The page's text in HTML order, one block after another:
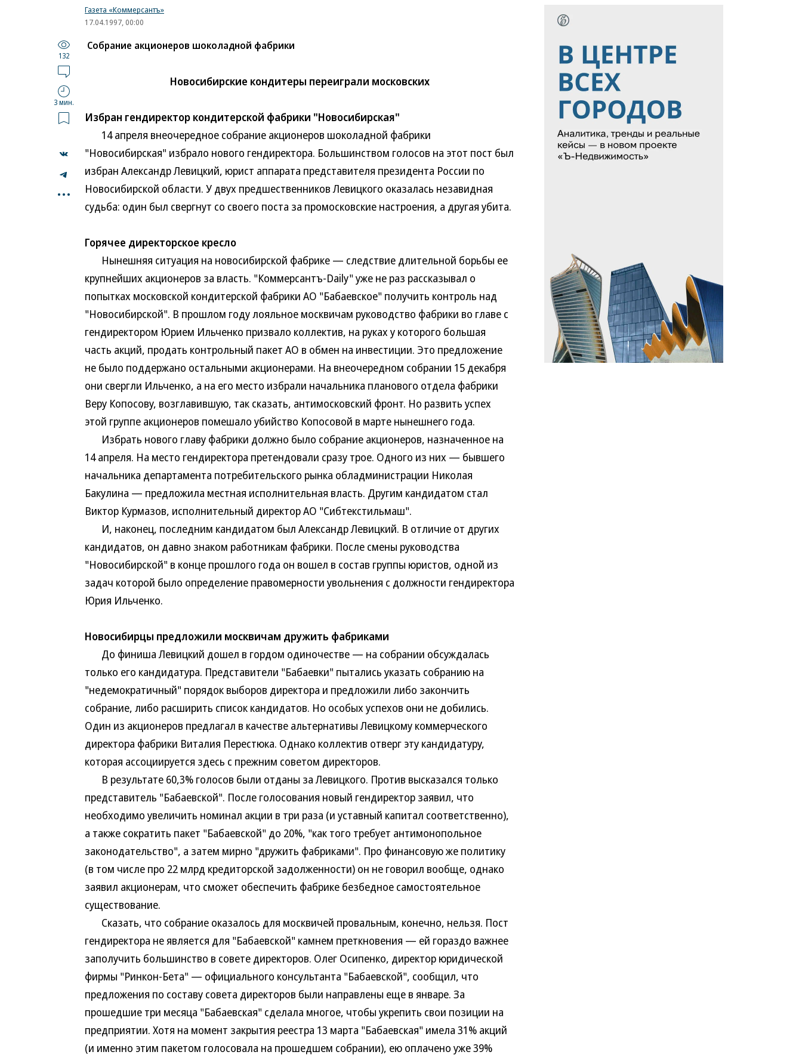
Газета «Коммерсантъ»
17.04.1997, 00:00
132
3 мин.
...
Собрание акционеров шоколадной фабрики
Новосибирские кондитеры переиграли московских
Избран гендиректор кондитерской фабрики "Новосибирская"
14 апреля внеочередное собрание акционеров шоколадной фабрики
"Новосибирская" избрало нового гендиректора. Большинством голосов на этот пост был
избран Александр Левицкий, юрист аппарата представителя президента России по
Новосибирской области. У двух предшественников Левицкого оказалась незавидная
судьба: один был свергнут со своего поста за промосковские настроения, а другая убита.
Горячее директорское кресло
Нынешняя ситуация на новосибирской фабрике — следствие длительной борьбы ее
крупнейших акционеров за власть. "Коммерсантъ-Daily" уже не раз рассказывал о
попытках московской кондитерской фабрики АО "Бабаевское" получить контроль над
"Новосибирской". В прошлом году лояльное москвичам руководство фабрики во главе с
гендиректором Юрием Ильченко призвало коллектив, на руках у которого большая
часть акций, продать контрольный пакет АО в обмен на инвестиции. Это предложение
не было поддержано остальными акционерами. На внеочередном собрании 15 декабря
они свергли Ильченко, а на его место избрали начальника планового отдела фабрики
Веру Копосову, возглавившую, так сказать, антимосковский фронт. Но развить успех
этой группе акционеров помешало убийство Копосовой в марте нынешнего года.
Избрать нового главу фабрики должно было собрание акционеров, назначенное на
14 апреля. На место гендиректора претендовали сразу трое. Одного из них — бывшего
начальника департамента потребительского рынка обладминистрации Николая
Бакулина — предложила местная исполнительная власть. Другим кандидатом стал
Виктор Курмазов, исполнительный директор АО "Сибтекстильмаш".
И, наконец, последним кандидатом был Александр Левицкий. В отличие от других
кандидатов, он давно знаком работникам фабрики. После смены руководства
"Новосибирской" в конце прошлого года он вошел в состав группы юристов, одной из
задач которой было определение правомерности увольнения с должности гендиректора
Юрия Ильченко.
Новосибирцы предложили москвичам дружить фабриками
До финиша Левицкий дошел в гордом одиночестве — на собрании обсуждалась
только его кандидатура. Представители "Бабаевки" пытались указать собранию на
"недемократичный" порядок выборов директора и предложили либо закончить
собрание, либо расширить список кандидатов. Но особых успехов они не добились.
Один из акционеров предлагал в качестве альтернативы Левицкому коммерческого
директора фабрики Виталия Перестюка. Однако коллектив отверг эту кандидатуру,
которая ассоциируется здесь с прежним советом директоров.
В результате 60,3% голосов были отданы за Левицкого. Против высказался только
представитель "Бабаевской". После голосования новый гендиректор заявил, что
необходимо увеличить номинал акции в три раза (и уставный капитал соответственно),
а также сократить пакет "Бабаевской" до 20%, "как того требует антимонопольное
законодательство", а затем мирно "дружить фабриками". Про финансовую же политику
(в том числе про 22 млрд кредиторской задолженности) он не говорил вообще, однако
заявил акционерам, что сможет обеспечить фабрике безбедное самостоятельное
существование.
Сказать, что собрание оказалось для москвичей провальным, конечно, нельзя. Пост
гендиректора не является для "Бабаевской" камнем преткновения — ей гораздо важнее
заполучить большинство в совете директоров. Олег Осипенко, директор юридической
фирмы "Ринкон-Бета" — официального консультанта "Бабаевской", сообщил, что
предложения по составу совета директоров были направлены еще в январе. За
прошедшие три месяца "Бабаевская" сделала многое, чтобы укрепить свои позиции на
предприятии. Хотя на момент закрытия реестра 13 марта "Бабаевская" имела 31% акций
(и именно этим пакетом голосовала на прошедшем собрании), ею оплачено уже 39%